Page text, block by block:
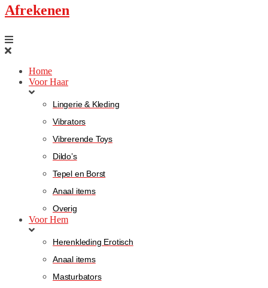
Afrekenen
Home
Voor Haar
Lingerie & Kleding
Vibrators
Vibrerende Toys
Dildo’s
Tepel en Borst
Anaal items
Overig
Voor Hem
Herenkleding Erotisch
Anaal items
Masturbators